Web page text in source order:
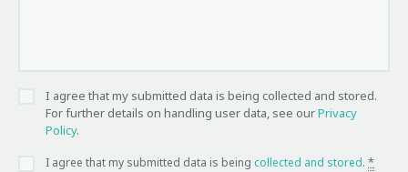
I agree that my submitted data is being collected and stored.
For further details on handling user data, see ourPrivacy
Policy.
I agree that my submitted data is being collected and stored. *